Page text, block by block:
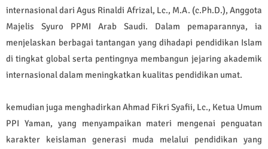
internasional dari Agus Rinaldi Afrizal, Lc., M.A. (c.Ph.D.), Anggota
Majelis Syuro PPMI Arab Saudi. Dalam pemaparannya, ia
menjelaskan berbagai tantangan yang dihadapi pendidikan Islam
di tingkat global serta pentingnya membangun jejaring akademik
internasional dalam meningkatkan kualitas pendidikan umat.
kemudian juga menghadirkan Ahmad Fikri Syafii, Lc., Ketua Umum
PPI Yaman, yang menyampaikan materi mengenai penguatan
karakter keislaman generasi muda melalui pendidikan yang